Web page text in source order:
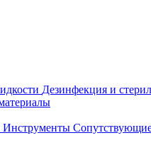
Дезинфекция и
Инструменты